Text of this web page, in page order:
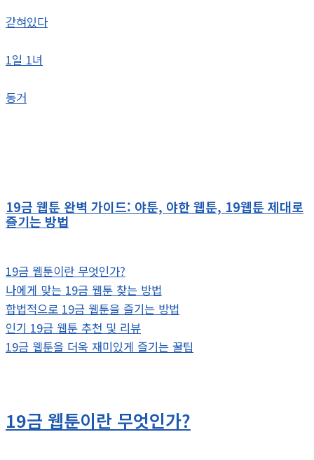
갇혀있다
1일 1녀
동거
19금 웹툰 완벽 가이드: 야툰, 야한 웹툰, 19웹툰 제대로
즐기는 방법
19금 웹툰이란 무엇인가?
나에게 맞는 19금 웹툰 찾는 방법
합법적으로 19금 웹툰을 즐기는 방법
인기 19금 웹툰 추천 및 리뷰
19금 웹툰을 더욱 재미있게 즐기는 꿀팁
19금 웹툰이란 무엇인가?